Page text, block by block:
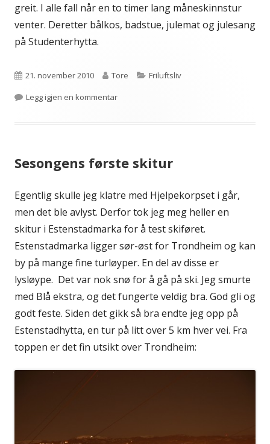
greit. I alle fall når en to timer lang måneskinnstur
venter. Deretter bålkos, badstue, julemat og julesang
på Studenterhytta.
Publisert
21. november 2010 Forfatter
Tore Kategorier
Friluftsliv
Legg igjen en kommentartil Bymarka
Sesongens første skitur
Egentlig skulle jeg klatre med Hjelpekorpset i går,
men det ble avlyst. Derfor tok jeg meg heller en
skitur i Estenstadmarka for å test skiføret.
Estenstadmarka ligger sør-øst for Trondheim og kan
by på mange fine turløyper. En del av disse er
lysløype. Det var nok snø for å gå på ski. Jeg smurte
med Blå ekstra, og det fungerte veldig bra. God gli og
godt feste. Siden det gikk så bra endte jeg opp på
Estenstadhytta, en tur på litt over 5 km hver vei. Fra
toppen er det fin utsikt over Trondheim: